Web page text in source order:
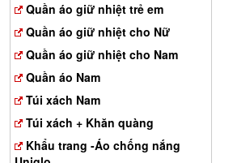
Quần áo giữ nhiệt trẻ em
Quần áo giữ nhiệt cho Nữ
Quần áo giữ nhiệt cho Nam
Quần áo Nam
Túi xách Nam
Túi xách + Khăn quàng
Khẩu trang -Áo chống nắng